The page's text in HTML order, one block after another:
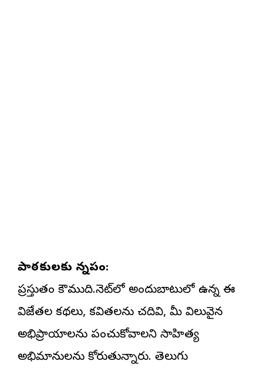
పాఠకులకు విన్నపం:
ప్రస్తుతం కౌముది.నెట్‌లో అందుబాటులో ఉన్న ఈ
విజేతల కథలు, కవితలను చదివి, మీ విలువైన
అభిప్రాయాలను పంచుకోవాలని సాహిత్య
అభిమానులను కోరుతున్నారు. తెలుగు